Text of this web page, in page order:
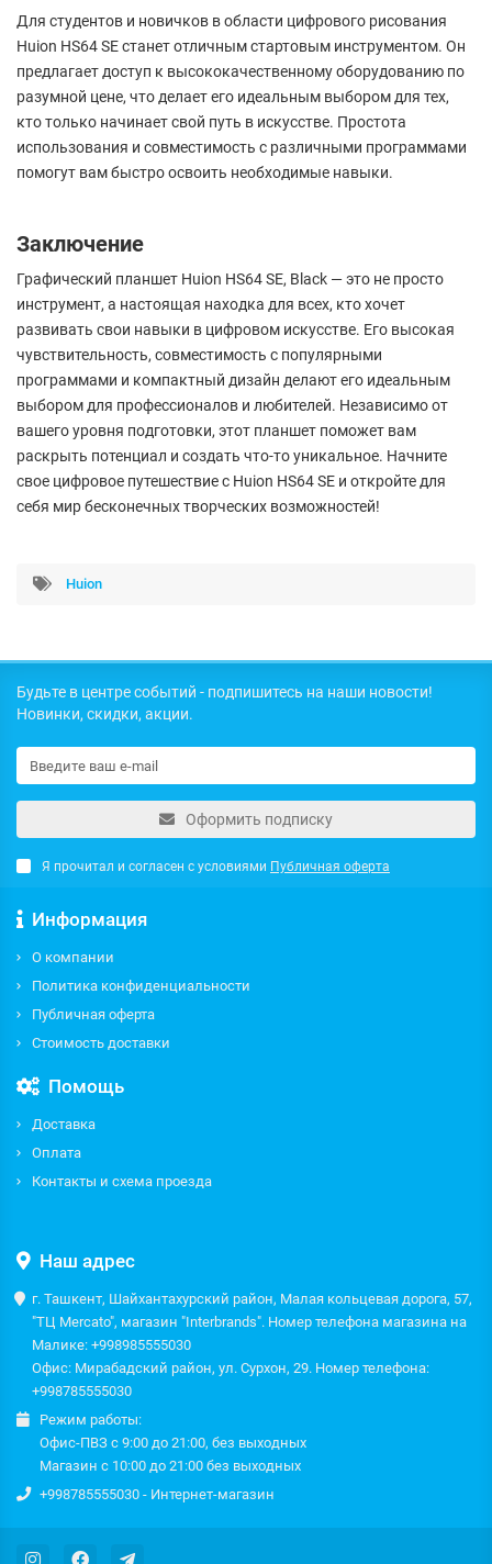
Для студентов и новичков в области цифрового рисования
Huion HS64 SE станет отличным стартовым инструментом. Он
предлагает доступ к высококачественному оборудованию по
разумной цене, что делает его идеальным выбором для тех,
кто только начинает свой путь в искусстве. Простота
использования и совместимость с различными программами
помогут вам быстро освоить необходимые навыки.
Заключение
Графический планшет Huion HS64 SE, Black — это не просто
инструмент, а настоящая находка для всех, кто хочет
развивать свои навыки в цифровом искусстве. Его высокая
чувствительность, совместимость с популярными
программами и компактный дизайн делают его идеальным
выбором для профессионалов и любителей. Независимо от
вашего уровня подготовки, этот планшет поможет вам
раскрыть потенциал и создать что-то уникальное. Начните
свое цифровое путешествие с Huion HS64 SE и откройте для
себя мир бесконечных творческих возможностей!
Huion
Будьте в центре событий - подпишитесь на наши новости!
Новинки, скидки, акции.
Оформить подписку
Я прочитал и согласен с условиями Публичная оферта
Информация
О компании
Политика конфиденциальности
Публичная оферта
Стоимость доставки
Помощь
Доставка
Оплата
Контакты и схема проезда
Наш адрес
г. Ташкент, Шайхантахурский район, Малая кольцевая дорога, 57,
"ТЦ Mercato", магазин "Interbrands". Номер телефона магазина на
Малике: +998985555030
Офис: Мирабадский район, ул. Сурхон, 29. Номер телефона:
+998785555030
Режим работы:
Офис-ПВЗ с 9:00 до 21:00, без выходных
Магазин с 10:00 до 21:00 без выходных
+998785555030 - Интернет-магазин